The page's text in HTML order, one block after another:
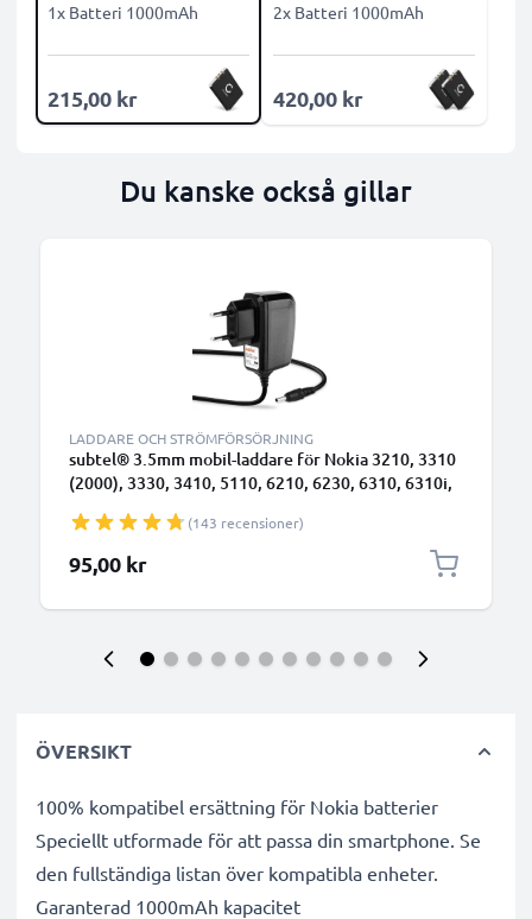
1x Batteri 1000mAh
215,00 kr
2x Batteri 1000mAh
420,00 kr
Du kanske också gillar
LADDARE OCH STRÖMFÖRSÖRJNING
subtel® 3.5mm mobil-laddare för Nokia 3210, 3310
(2000), 3330, 3410, 5110, 6210, 6230, 6310, 6310i,
snabbladdning - strömadapter för mobiltelefon med
1.4m lång kabel
(143 recensioner)
95,00 kr
ÖVERSIKT
100% kompatibel ersättning för Nokia batterier
Speciellt utformade för att passa din smartphone. Se
den fullständiga listan över kompatibla enheter.
Garanterad 1000mAh kapacitet